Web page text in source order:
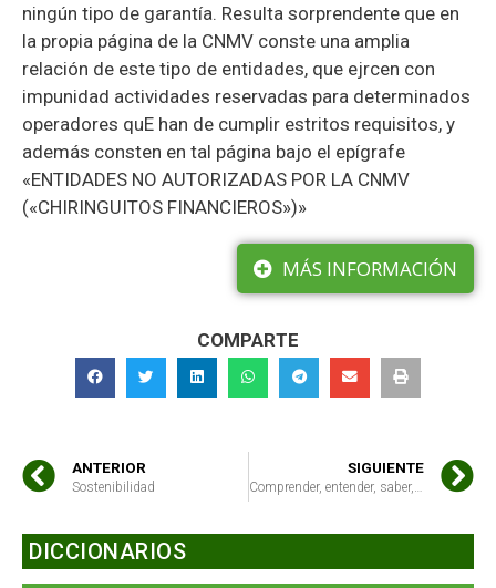
ningún tipo de garantía. Resulta sorprendente que en
la propia página de la CNMV conste una amplia
relación de este tipo de entidades, que ejrcen con
impunidad actividades reservadas para determinados
operadores quE han de cumplir estritos requisitos, y
además consten en tal página bajo el epígrafe
«ENTIDADES NO AUTORIZADAS POR LA CNMV
(«CHIRINGUITOS FINANCIEROS»)»
MÁS INFORMACIÓN
COMPARTE
ANTERIOR
Sostenibilidad
SIGUIENTE
DICCIONARIOS